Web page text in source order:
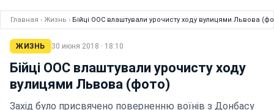
Главная › Жизнь › Бійці ООС влаштували урочисту ходу вулицями Львова
ЖИЗНЬ 30 июня 2018 · 18:10
Бійці ООС влаштували урочисту ходу
вулицями Львова (фото)
Захід було присвячено поверненню воїнів з Донбасу